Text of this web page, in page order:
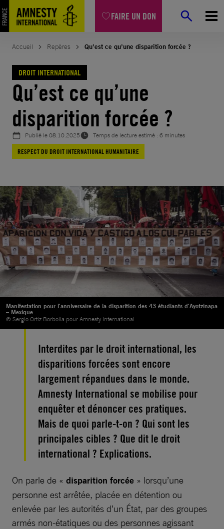
FAIRE UN DON
Aller
au
contenu
Accueil Repères Qu’est ce qu’une disparition forcée ?
DROIT INTERNATIONAL
Qu’est ce qu’une
disparition forcée ?
Publié le08.10.2025
Temps de lecture estimé : 6 minutes
RESPECT DU DROIT INTERNATIONAL HUMANITAIRE
Manifestation pour l'anniversaire de la disparition des 43 étudiants d'Ayotzinapa
– Mexique
© Sergio Ortiz Borbolla pour Amnesty International
Interdites par le droit international, les
disparitions forcées sont encore
largement répandues dans le monde.
Amnesty International se mobilise pour
enquêter et dénoncer ces pratiques.
Mais de quoi parle-t-on ? Qui sont les
principales cibles ? Que dit le droit
international ? Explications.
On parle de « disparition forcée » lorsqu’une
personne est arrêtée, placée en détention ou
enlevée par les autorités d’un État, par des groupes
armés non-étatiques ou des personnes agissant